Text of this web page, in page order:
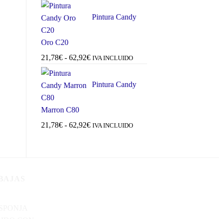
precios:
62,92€
Pintura Candy
Oro C20
21,78€ - 62,92€Rango
precios:
62,92€
IVA INCLUIDO
Pintura Candy
Marron C80
21,78€ - 62,92€Rango
IVA INCLUIDO